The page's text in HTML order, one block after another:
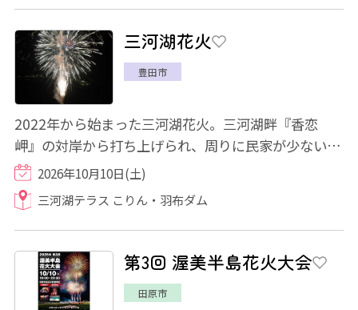
三河湖花火
豊田市
2022年から始まった三河湖花火。三河湖畔『香恋
岬』の対岸から打ち上げられ、周りに民家が少ないこ
ともあり、街灯などもなく真っ暗な夜空にひらく...
2026年10月10日(土)
三河湖テラス こりん・羽布ダム
第3回 渥美半島花火大会
田原市